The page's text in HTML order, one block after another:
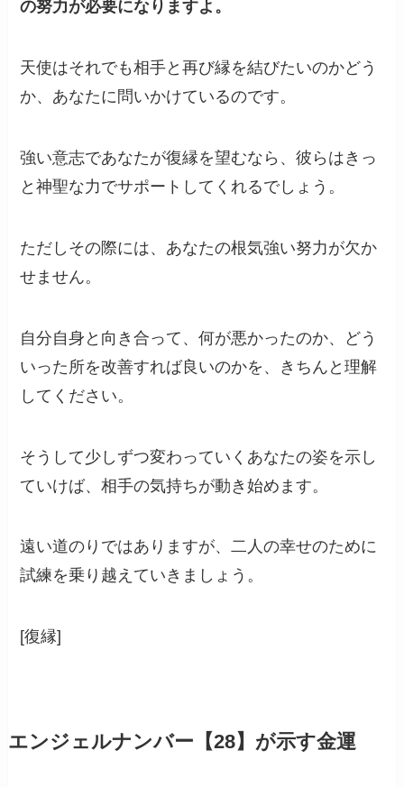
の努力が必要になりますよ。
天使はそれでも相手と再び縁を結びたいのかどう
か、あなたに問いかけているのです。
強い意志であなたが復縁を望むなら、彼らはきっ
と神聖な力でサポートしてくれるでしょう。
ただしその際には、あなたの根気強い努力が欠か
せません。
自分自身と向き合って、何が悪かったのか、どう
いった所を改善すれば良いのかを、きちんと理解
してください。
そうして少しずつ変わっていくあなたの姿を示し
ていけば、相手の気持ちが動き始めます。
遠い道のりではありますが、二人の幸せのために
試練を乗り越えていきましょう。
[復縁]
エンジェルナンバー【28】が示す金運